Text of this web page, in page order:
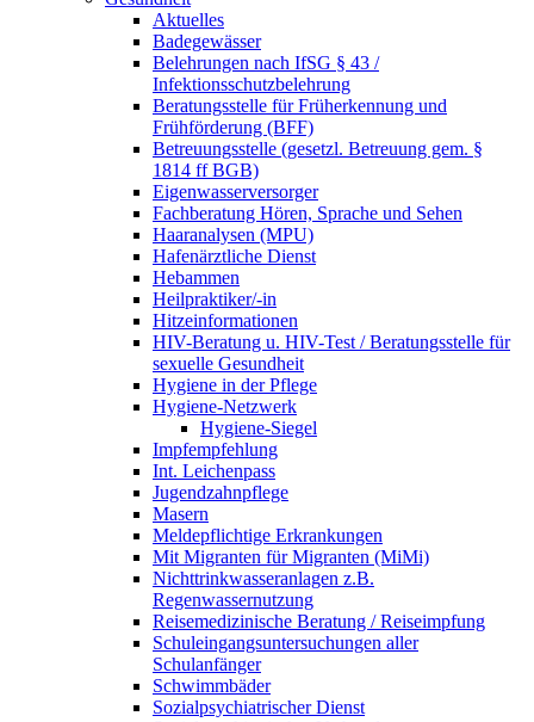
Aktuelles
Badegewässer
Belehrungen nach IfSG § 43 /
Infektionsschutzbelehrung
Beratungsstelle für Früherkennung und
Frühförderung (BFF)
Betreuungsstelle (gesetzl. Betreuung gem. §
1814 ff BGB)
Eigenwasserversorger
Fachberatung Hören, Sprache und Sehen
Haaranalysen (MPU)
Hafenärztliche Dienst
Hebammen
Heilpraktiker/-in
Hitzeinformationen
HIV-Beratung u. HIV-Test / Beratungsstelle für
sexuelle Gesundheit
Hygiene in der Pflege
Hygiene-Netzwerk
Hygiene-Siegel
Impfempfehlung
Int. Leichenpass
Jugendzahnpflege
Masern
Meldepflichtige Erkrankungen
Mit Migranten für Migranten (MiMi)
Nichttrinkwasseranlagen z.B.
Regenwassernutzung
Reisemedizinische Beratung / Reiseimpfung
Schuleingangsuntersuchungen aller
Schulanfänger
Schwimmbäder
Sozialpsychiatrischer Dienst